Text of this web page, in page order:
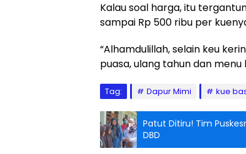
Kalau soal harga, itu
sampai Rp 500 ribu per
“Alhamdulillah, selain keu
puasa, ulang tahun dan
Tag: Dapur Mimi kue
Patut Ditiru! Tim
DBD